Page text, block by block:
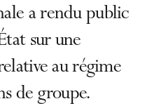
a rendu public
sur une
au régime
de groupe.